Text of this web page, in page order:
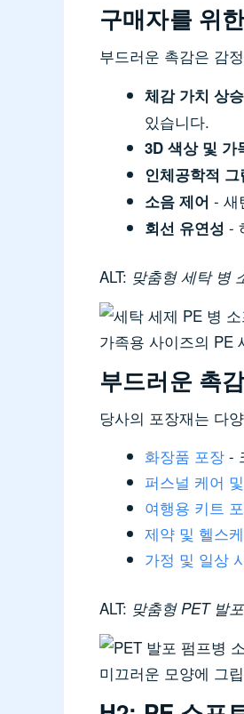
구매자를 위
부드러운 촉감은 감
체감 가치 상승
있습니다.
3D 색상 및 가
인체공학적 그
소음 제어 - 새
회선 유연성 -
ALT: 맞춤형 세탁 병
가족용 사이즈의 PE
부드러운 촉
당사의 포장재는 다
화장품 포장 -
퍼스널 케어
여행용 키트
제약 및 헬스
가정 및 일상
ALT: 맞춤형 PET 발
미끄러운 모양에 그